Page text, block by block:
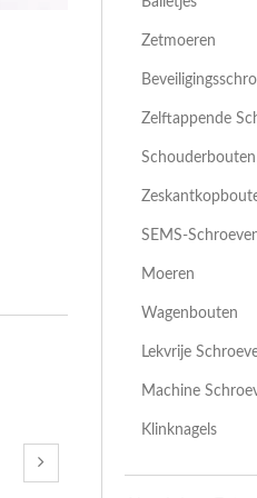
Zetmoeren
Zelftappende
Schouderbouten
SEMS-
Moeren
Wagenbouten
Lekvrije
Machine
Klinknagels